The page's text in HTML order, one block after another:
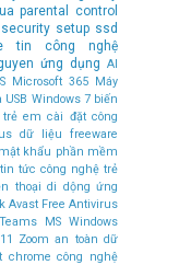
parental control
security setup ssd
tin công nghệ
ứng dụng AI
Microsoft 365 Máy
USB Windows 7 biến
trẻ em cài đặt công
dữ liệu
freeware
mật khẩu phần mềm
tin tức công nghệ trẻ
thoại di dộng ứng
Avast Free Antivirus
MS Windows
Zoom an toàn dữ
chrome công nghệ